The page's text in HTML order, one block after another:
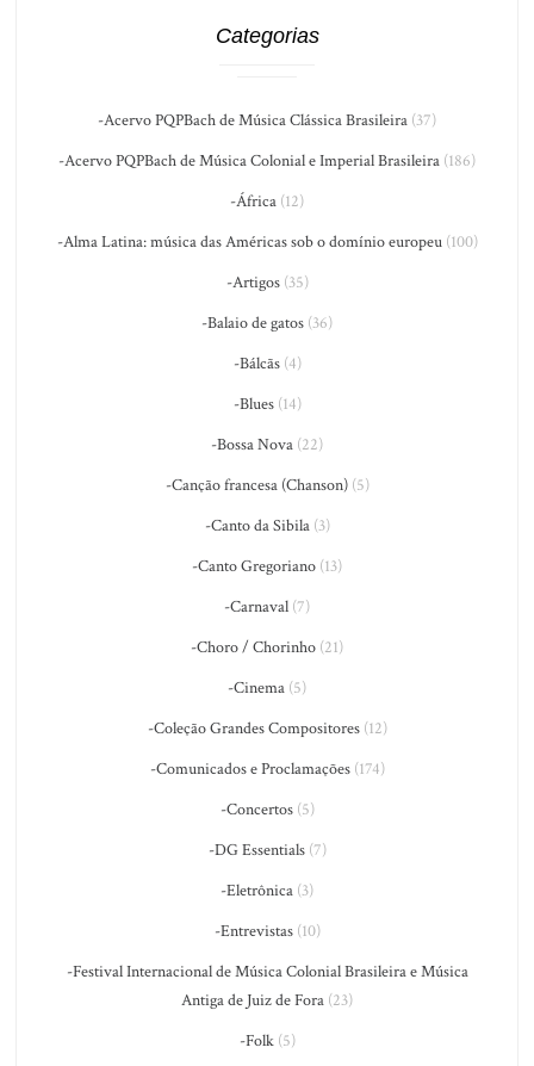
Categorias
-Acervo PQPBach de Música Clássica Brasileira (37)
-Acervo PQPBach de Música Colonial e Imperial Brasileira (186)
-África (12)
-Alma Latina: música das Américas sob o domínio europeu(100)
-Artigos(35)
-Balaio de gatos (36)
-Bálcãs(4)
-Blues(14)
-Bossa Nova (22)
-Canção francesa (Chanson)(5)
-Canto da Sibila(3)
-Canto Gregoriano (13)
-Carnaval (7)
-Choro / Chorinho (21)
-Cinema (5)
-Coleção Grandes Compositores(12)
-Comunicados e Proclamações(174)
-Concertos(5)
-DG Essentials(7)
-Eletrônica (3)
-Entrevistas(10)
-Festival Internacional de Música Colonial Brasileira e Música
Antiga de Juiz de Fora (23)
-Folk(5)